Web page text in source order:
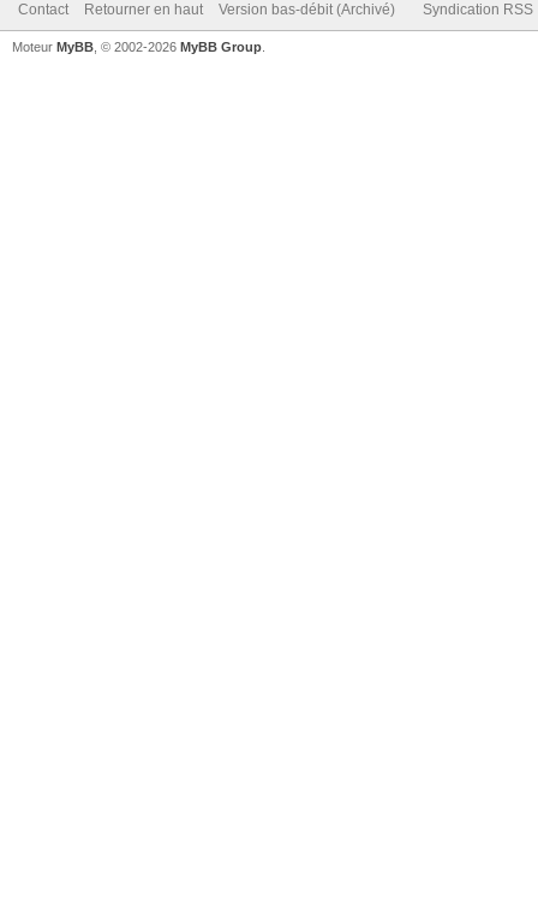
Contact Retourner en haut Version bas-débit (Archivé) Syndication RSS
Moteur MyBB , © 2002-2026 MyBB Group